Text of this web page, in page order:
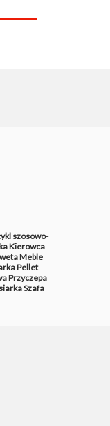
szosowo-
Kierowca
Meble
Pellet
Przyczepa
Szafa